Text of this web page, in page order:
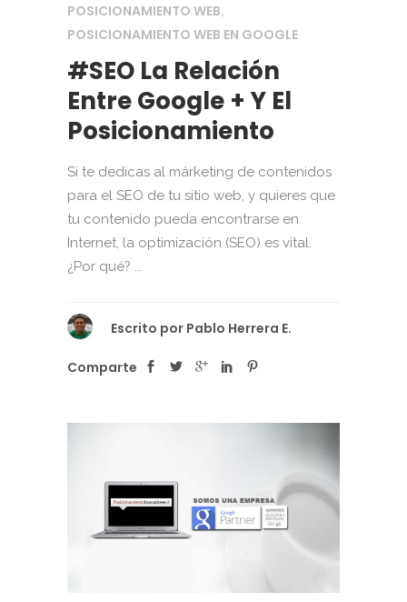
POSICIONAMIENTO WEB,
POSICIONAMIENTO WEB EN GOOGLE
#SEO La Relación
Entre Google + Y El
Posicionamiento
Si te dedicas al márketing de contenidos
para el SEO de tu sitio web, y quieres que
tu contenido pueda encontrarse en
Internet, la optimización (SEO) es vital.
¿Por qué? ...
Escrito por Pablo Herrera E.
Comparte